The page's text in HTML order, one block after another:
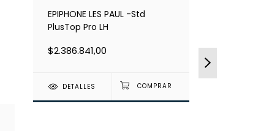
EPIPHONE LES PAUL -Std
PlusTop Pro LH
$2.386.841,00
DETALLES